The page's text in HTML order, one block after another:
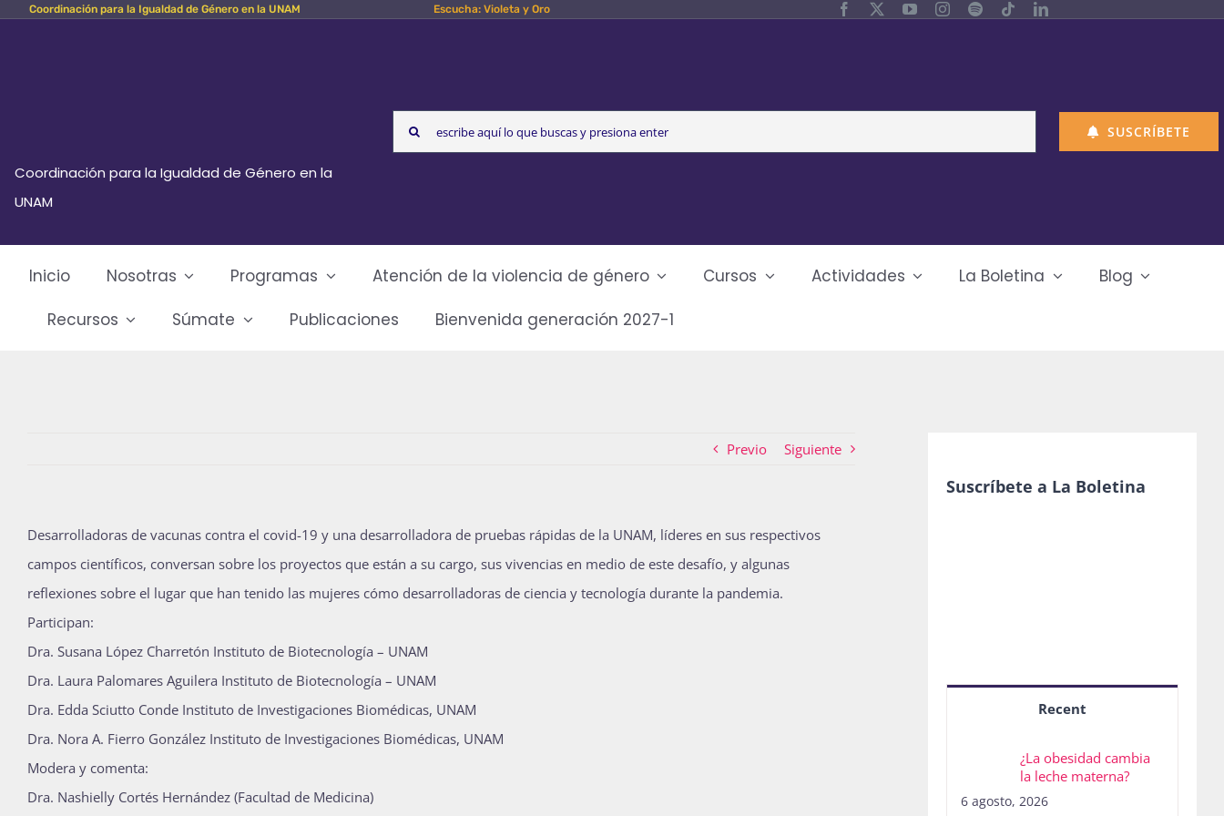
Skip Coordinación para la Igualdad de Género en la UNAM Escucha: Violeta y Oro
Coordinación para la Igualdad de Género en la
UNAM
Search
for:
SUSCRÍBETE
Inicio Nosotras Programas Atención de la violencia de género Cursos Actividades La Boletina
Blog
Recursos
Súmate Publicaciones Bienvenida generación 2027-1
Previo Siguiente
Desarrolladoras de vacunas contra el covid-19 y una desarrolladora de pruebas rápidas de la UNAM, líderes en sus respectivos
campos científicos, conversan sobre los proyectos que están a su cargo, sus vivencias en medio de este desafío, y algunas
reflexiones sobre el lugar que han tenido las mujeres cómo desarrolladoras de ciencia y tecnología durante la pandemia.
Participan:
Dra. Susana López Charretón Instituto de Biotecnología – UNAM
Dra. Laura Palomares Aguilera Instituto de Biotecnología – UNAM
Dra. Edda Sciutto Conde Instituto de Investigaciones Biomédicas, UNAM
Dra. Nora A. Fierro González Instituto de Investigaciones Biomédicas, UNAM
Modera y comenta:
Dra. Nashielly Cortés Hernández (Facultad de Medicina)
Suscríbete a La Boletina
Recent
¿La obesidad cambia
la leche materna?
6 agosto, 2026